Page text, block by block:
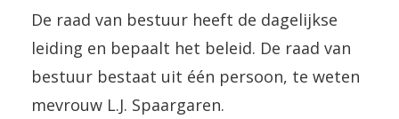
De raad van bestuur heeft de dagelijkse
leiding en bepaalt het beleid. De raad van
bestuur bestaat uit één persoon, te weten
mevrouw L.J. Spaargaren.